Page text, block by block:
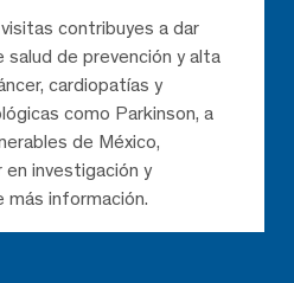
contribuyes a dar
salud de prevención y alta
cardiopatías y
como Parkinson, a
de México,
investigación y
más información.